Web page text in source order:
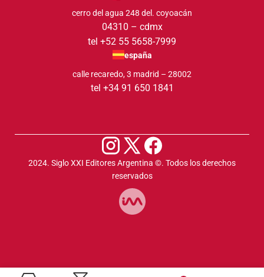
cerro del agua 248 del. coyoacán
04310 – cdmx
tel +52 55 5658-7999
españa
calle recaredo, 3 madrid – 28002
tel +34 91 650 1841
2024. Siglo XXI Editores Argentina ©️. Todos los derechos
reservados